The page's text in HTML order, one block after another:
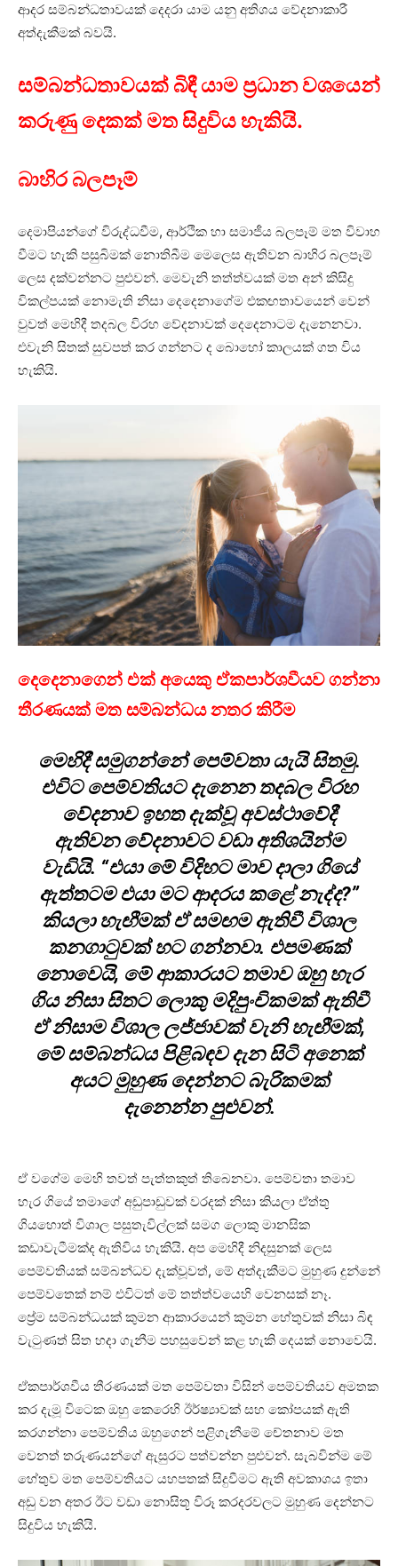
ආදර සම්බන්ධතාවයක් දෙදරා යාම යනු අතිශය වේදනාකාරී
අත්දැකීමක් බවයි.
සම්බන්ධතාවයක් බිඳී යාම ප්‍රධාන වශයෙන්
කරුණු දෙකක් මත සිදුවිය හැකියි.
බාහිර බලපෑම්
දෙමාපියන්ගේ විරුද්ධවීම, ආර්ථික හා සමාජීය බලපෑම් මත විවාහ
වීමට හැකි පසුබිමක් නොතිබීම මෙලෙස ඇතිවන බාහිර බලපෑම්
ලෙස දක්වන්නට පුළුවන්. මෙවැනි තත්ත්වයක් මත අන් කිසිදු
විකල්පයක් නොමැති නිසා දෙදෙනාගේම එකඟතාවයෙන් වෙන්
වුවත් මෙහිදී තදබල විරහ වේදනාවක් දෙදෙනාටම දැනෙනවා.
එවැනි සිතක් සුවපත් කර ගන්නට ද බොහෝ කාලයක් ගත විය
හැකියි.
දෙදෙනාගෙන් එක් අයෙකු ඒකපාර්ශවීයව ගන්නා
තීරණයක් මත සම්බන්ධය නතර කිරීම
මෙහිදී සමුගන්නේ පෙම්වතා යැයි සිතමු.
එවිට පෙම්වතියට දැනෙන තදබල විරහ
වේදනාව ඉහත දැක්වූ අවස්ථාවේදී
ඇතිවන වේදනාවට වඩා අතිශයින්ම
වැඩියි. “එයා මේ විදිහට මාව දාලා ගියේ
ඇත්තටම එයා මට ආදරය කළේ නැද්ද?”
කියලා හැඟීමක් ඒ සමඟම ඇතිවී විශාල
කනගාටුවක් හට ගන්නවා. එපමණක්
නොවෙයි, මේ ආකාරයට තමාව ඔහු හැර
ගිය නිසා සිතට ලොකු මදිපුංචිකමක් ඇතිවී
ඒ නිසාම විශාල ලජ්ජාවක් වැනි හැඟීමක්,
මේ සම්බන්ධය පිළිබඳව දැන සිටි අනෙක්
අයට මුහුණ දෙන්නට බැරිකමක්
දැනෙන්න පුළුවන්.
ඒ වගේම මෙහි තවත් පැත්තකුත් තිබෙනවා. පෙම්වතා තමාව
හැර ගියේ තමාගේ අඩුපාඩුවක් වරදක් නිසා කියලා ඒත්තු
ගියහොත් විශාල පසුතැවිල්ලක් සමග ලොකු මානසික
කඩාවැටීමක්ද ඇතිවිය හැකියි. අප මෙහිදී නිදසුනක් ලෙස
පෙම්වතියක් සම්බන්ධව දැක්වූවත්, මේ අත්දැකීමට මුහුණ දුන්නේ
පෙම්වතෙක් නම් එවිටත් මේ තත්ත්වයෙහි වෙනසක් නෑ.
ප්‍රේම සම්බන්ධයක් කුමන ආකාරයෙන් කුමන හේතුවක් නිසා බිඳ
වැටුණත් සිත හදා ගැනීම පහසුවෙන් කළ හැකි දෙයක් නොවෙයි.
ඒකපාර්ශවීය තීරණයක් මත පෙම්වතා විසින් පෙම්වතියව අමතක
කර දැමූ විටෙක ඔහු කෙරෙහි ඊර්ෂ්‍යාවක් සහ කෝපයක් ඇති
කරගන්නා පෙම්වතිය ඔහුගෙන් පළිගැනීමේ චේතනාව මත
වෙනත් තරුණයන්ගේ ඇසුරට පත්වන්න පුළුවන්. සැබවින්ම මේ
හේතුව මත පෙම්වතියට යහපතක් සිදුවීමට ඇති අවකාශය ඉතා
අඩු වන අතර ඊට වඩා නොසිතූ විරූ කරදරවලට මුහුණ දෙන්නට
සිදුවිය හැකියි.